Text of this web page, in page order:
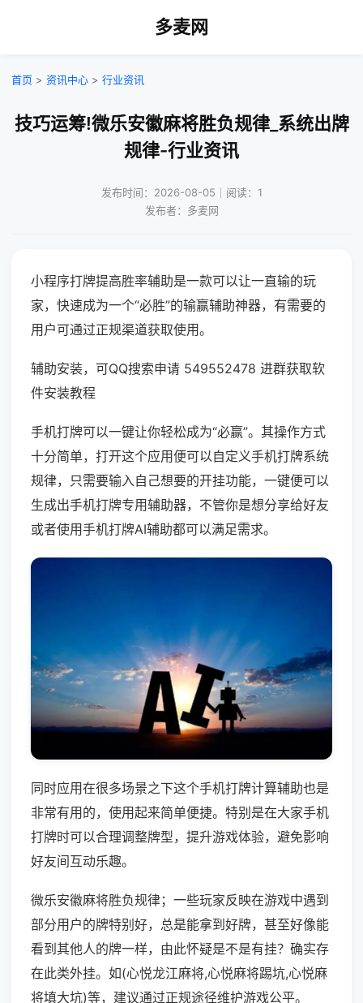
多麦网
首页 > 资讯中心 > 行业资讯
技巧运筹!微乐安徽麻将胜负规律_系统出牌
规律-行业资讯
发布时间：2026-08-05｜阅读：1
发布者：多麦网
小程序打牌提高胜率辅助是一款可以让一直输的玩
家，快速成为一个“必胜”的输赢辅助神器，有需要的
用户可通过正规渠道获取使用。
辅助安装，可QQ搜索申请 549552478 进群获取软
件安装教程
手机打牌可以一键让你轻松成为“必赢”。其操作方式
十分简单，打开这个应用便可以自定义手机打牌系统
规律，只需要输入自己想要的开挂功能，一键便可以
生成出手机打牌专用辅助器，不管你是想分享给好友
或者使用手机打牌AI辅助都可以满足需求。
同时应用在很多场景之下这个手机打牌计算辅助也是
非常有用的，使用起来简单便捷。特别是在大家手机
打牌时可以合理调整牌型，提升游戏体验，避免影响
好友间互动乐趣。
微乐安徽麻将胜负规律；一些玩家反映在游戏中遇到
部分用户的牌特别好，总是能拿到好牌，甚至好像能
看到其他人的牌一样，由此怀疑是不是有挂？确实存
在此类外挂。如(心悦龙江麻将,心悦麻将踢坑,心悦麻
将填大坑)等，建议通过正规途径维护游戏公平。